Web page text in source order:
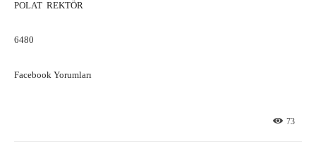
POLAT REKTÖR
6480
Facebook Yorumları
73